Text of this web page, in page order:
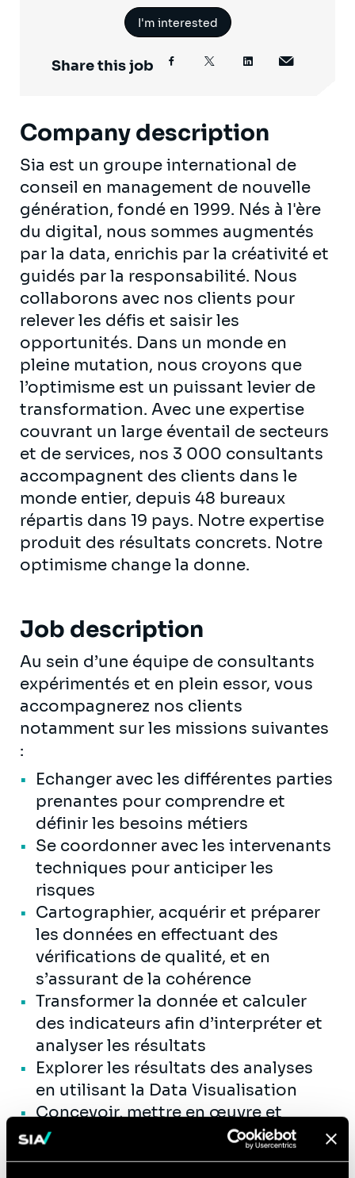
I'm interested
Share this job
Company description
Sia est un groupe international de
conseil en management de nouvelle
génération, fondé en 1999. Nés à l'ère
du digital, nous sommes augmentés
par la data, enrichis par la créativité et
guidés par la responsabilité. Nous
collaborons avec nos clients pour
relever les défis et saisir les
opportunités. Dans un monde en
pleine mutation, nous croyons que
l’optimisme est un puissant levier de
transformation. Avec une expertise
couvrant un large éventail de secteurs
et de services, nos 3 000 consultants
accompagnent des clients dans le
monde entier, depuis 48 bureaux
répartis dans 19 pays. Notre expertise
produit des résultats concrets. Notre
optimisme change la donne.
Job description
Au sein d’une équipe de consultants
expérimentés et en plein essor, vous
accompagnerez nos clients
notamment sur les missions suivantes
:
Echanger avec les différentes parties
prenantes pour comprendre et
définir les besoins métiers
Se coordonner avec les intervenants
techniques pour anticiper les
risques
Cartographier, acquérir et préparer
les données en effectuant des
vérifications de qualité, et en
s’assurant de la cohérence
Transformer la donnée et calculer
des indicateurs afin d’interpréter et
analyser les résultats
Explorer les résultats des analyses
en utilisant la Data Visualisation
Concevoir, mettre en œuvre et
développer des solutions de
reporting, d'analyse de données ou